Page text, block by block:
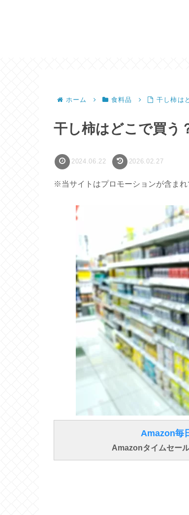
ホーム 食料品 干し柿は
干し柿はどこで買う
2024.06.22 2026.02.27
※当サイトはプロモーションが含まれ
Amazon毎
Amazonタイムセー